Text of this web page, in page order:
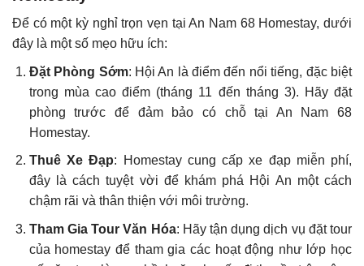
Để có một kỳ nghỉ trọn vẹn tại An Nam 68 Homestay, dưới
đây là một số mẹo hữu ích:
Đặt Phòng Sớm: Hội An là điểm đến nổi tiếng, đặc biệt
trong mùa cao điểm (tháng 11 đến tháng 3). Hãy đặt
phòng trước để đảm bảo có chỗ tại An Nam 68
Homestay.
Thuê Xe Đạp: Homestay cung cấp xe đạp miễn phí,
đây là cách tuyệt vời để khám phá Hội An một cách
chậm rãi và thân thiện với môi trường.
Tham Gia Tour Văn Hóa: Hãy tận dụng dịch vụ đặt tour
của homestay để tham gia các hoạt động như lớp học